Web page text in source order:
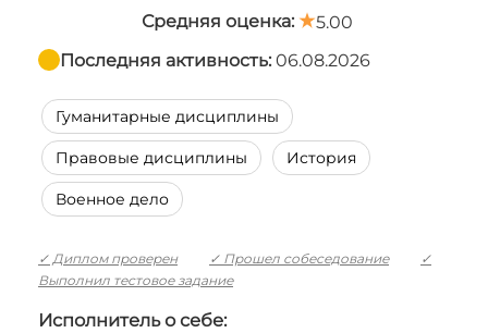
Средняя оценка:
5.00
Последняя активность: 06.08.2026
Гуманитарные дисциплины
Правовые дисциплины История
Военное дело
✓ Диплом проверен ✓ Прошел собеседование
✓
Выполнил тестовое задание
Исполнитель о себе: